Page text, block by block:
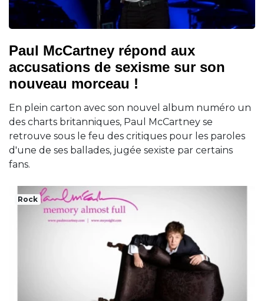
Paul McCartney répond aux
accusations de sexisme sur son
nouveau morceau !
En plein carton avec son nouvel album numéro un
des charts britanniques, Paul McCartney se
retrouve sous le feu des critiques pour les paroles
d'une de ses ballades, jugée sexiste par certains
fans.
Rock